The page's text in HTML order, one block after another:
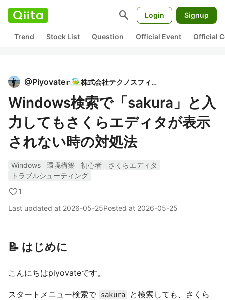
search Login Signup
Trend Stock List Question Official Event Official
@Piyovatein 株式会社テクノスフィア
Windows検索で「sakura」と入
力してもさくらエディタが表示
されない時の対処法
Windows 環境構築 初心者
さくらエディタ
トラブルシューティング
1
Last updated at 2026-05-25Posted at 2026-05-25
📝 はじめに
こんにちはpiyovateです。
スタートメニュー検索で sakura
と検索しても、さくら